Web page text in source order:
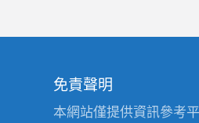
免責聲明
本網站僅提供資訊參考